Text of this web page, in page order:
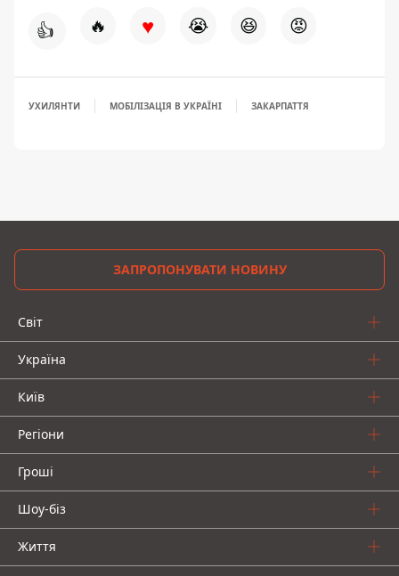
👍 🔥 ♥ 😭 😆 😡
УХИЛЯНТИ МОБІЛІЗАЦІЯ В УКРАЇНІ ЗАКАРПАТТЯ
ЗАПРОПОНУВАТИ НОВИНУ
Світ
Україна
Київ
Регіони
Гроші
Шоу-біз
Життя